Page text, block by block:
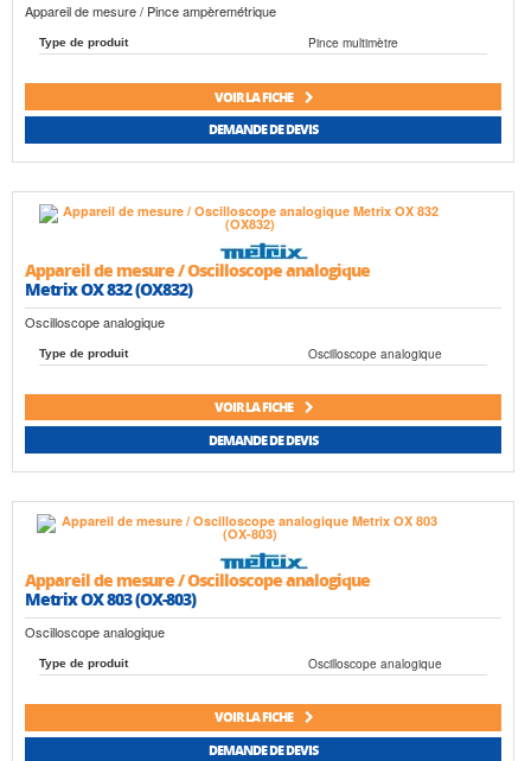
Appareil de mesure / Pince ampèremétrique
Type de produit Pince multimètre
VOIR LA FICHE
DEMANDE DE DEVIS
Appareil de mesure / Oscilloscope analogique
Metrix OX 832 (OX832)
Oscilloscope analogique
Type de produit Oscilloscope analogique
VOIR LA FICHE
DEMANDE DE DEVIS
Appareil de mesure / Oscilloscope analogique
Metrix OX 803 (OX-803)
Oscilloscope analogique
Type de produit Oscilloscope analogique
VOIR LA FICHE
DEMANDE DE DEVIS